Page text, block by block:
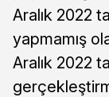
Aralık 2022
yapmamış
Aralık 2022